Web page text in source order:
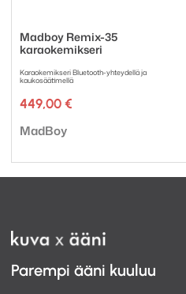
balansoituja
Madboy Remix-35
karaokemikseri
Karaokemikseri Bluetooth-yhteydellä ja
kaukosäätimellä
449,00 €
Tuotemerkki:
MadBoy
Parempi ääni kuuluu